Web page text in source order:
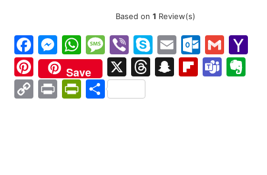
Based on 1 Review(s)
Facebook
Messenger
WhatsApp
Message
ViberSkype
Email
Pinterest
Save X Threads
Snapchat
CopyPrintPrintFriendly
Partajează